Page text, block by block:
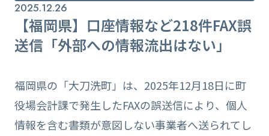
2025.12.26
【福岡県】口座情報など218件FAX誤
送信「外部への情報流出はない」
福岡県の「大刀洗町」は、2025年12月18日に町
役場会計課で発生したFAXの誤送信により、個人
情報を含む書類が意図しない事業者へ送られてし